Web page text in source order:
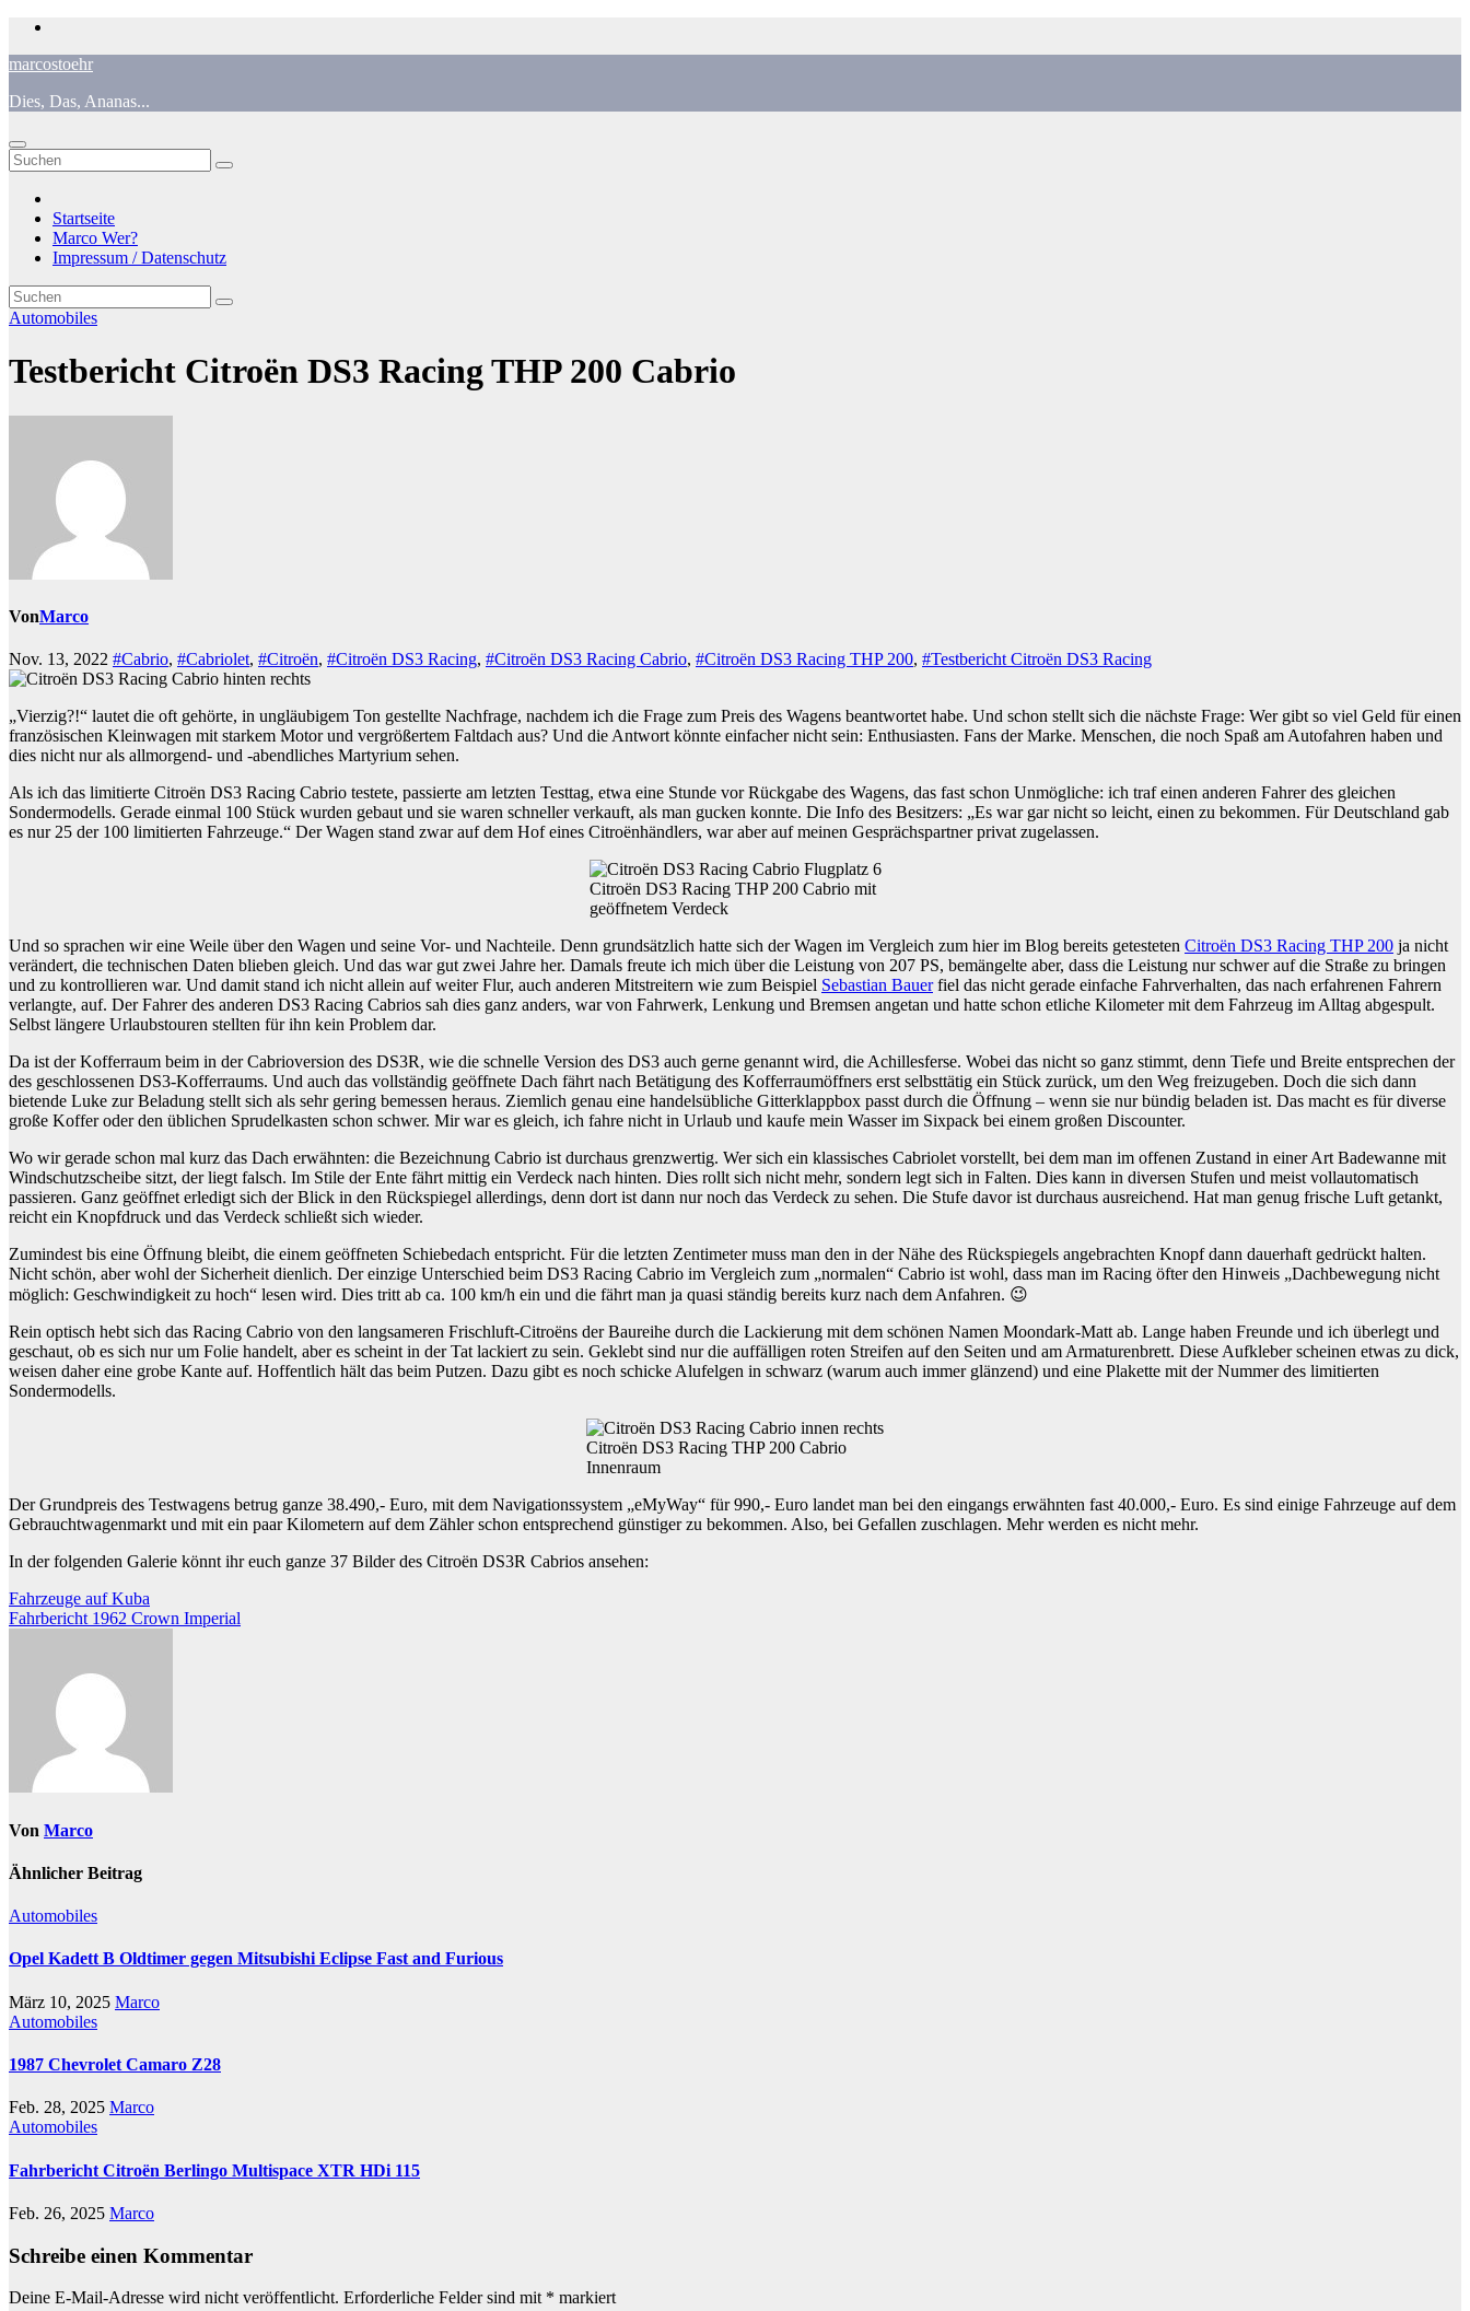
Zum
springen
marcostoehr
Dies, Das, Ananas...
Startseite
Marco Wer?
Impressum / Datenschutz
Automobiles
Testbericht Citroën DS3 Racing THP 200 Cabrio
VonMarco
Nov. 13, 2022 #Cabrio, #Cabriolet, #Citroën, #Citroën DS3 Racing, #Citroën DS3 Racing Cabrio, #Citroën DS3 Racing THP 200, #Testbericht Citroën DS3 Racing
„Vierzig?!“ lautet die oft gehörte, in ungläubigem Ton gestellte Nachfrage, nachdem ich die Frage zum Preis des Wagens beantwortet habe. Und schon stellt sich die nächste Frage: Wer gibt so viel Geld für einen
französischen Kleinwagen mit starkem Motor und vergrößertem Faltdach aus? Und die Antwort könnte einfacher nicht sein: Enthusiasten. Fans der Marke. Menschen, die noch Spaß am Autofahren haben und
dies nicht nur als allmorgend- und -abendliches Martyrium sehen.
Als ich das limitierte Citroën DS3 Racing Cabrio testete, passierte am letzten Testtag, etwa eine Stunde vor Rückgabe des Wagens, das fast schon Unmögliche: ich traf einen anderen Fahrer des gleichen
Sondermodells. Gerade einmal 100 Stück wurden gebaut und sie waren schneller verkauft, als man gucken konnte. Die Info des Besitzers: „Es war gar nicht so leicht, einen zu bekommen. Für Deutschland gab
es nur 25 der 100 limitierten Fahrzeuge.“ Der Wagen stand zwar auf dem Hof eines Citroënhändlers, war aber auf meinen Gesprächspartner privat zugelassen.
Citroën DS3 Racing THP 200 Cabrio mit
geöffnetem Verdeck
Und so sprachen wir eine Weile über den Wagen und seine Vor- und Nachteile. Denn grundsätzlich hatte sich der Wagen im Vergleich zum hier im Blog bereits getesteten Citroën DS3 Racing THP 200 ja nicht
verändert, die technischen Daten blieben gleich. Und das war gut zwei Jahre her. Damals freute ich mich über die Leistung von 207 PS, bemängelte aber, dass die Leistung nur schwer auf die Straße zu bringen
und zu kontrollieren war. Und damit stand ich nicht allein auf weiter Flur, auch anderen Mitstreitern wie zum Beispiel Sebastian Bauerfiel das nicht gerade einfache Fahrverhalten, das nach erfahrenen Fahrern
verlangte, auf. Der Fahrer des anderen DS3 Racing Cabrios sah dies ganz anders, war von Fahrwerk, Lenkung und Bremsen angetan und hatte schon etliche Kilometer mit dem Fahrzeug im Alltag abgespult.
Selbst längere Urlaubstouren stellten für ihn kein Problem dar.
Da ist der Kofferraum beim in der Cabrioversion des DS3R, wie die schnelle Version des DS3 auch gerne genannt wird, die Achillesferse. Wobei das nicht so ganz stimmt, denn Tiefe und Breite entsprechen der
des geschlossenen DS3-Kofferraums. Und auch das vollständig geöffnete Dach fährt nach Betätigung des Kofferraumöffners erst selbsttätig ein Stück zurück, um den Weg freizugeben. Doch die sich dann
bietende Luke zur Beladung stellt sich als sehr gering bemessen heraus. Ziemlich genau eine handelsübliche Gitterklappbox passt durch die Öffnung – wenn sie nur bündig beladen ist. Das macht es für diverse
große Koffer oder den üblichen Sprudelkasten schon schwer. Mir war es gleich, ich fahre nicht in Urlaub und kaufe mein Wasser im Sixpack bei einem großen Discounter.
Wo wir gerade schon mal kurz das Dach erwähnten: die Bezeichnung Cabrio ist durchaus grenzwertig. Wer sich ein klassisches Cabriolet vorstellt, bei dem man im offenen Zustand in einer Art Badewanne mit
Windschutzscheibe sitzt, der liegt falsch. Im Stile der Ente fährt mittig ein Verdeck nach hinten. Dies rollt sich nicht mehr, sondern legt sich in Falten. Dies kann in diversen Stufen und meist vollautomatisch
passieren. Ganz geöffnet erledigt sich der Blick in den Rückspiegel allerdings, denn dort ist dann nur noch das Verdeck zu sehen. Die Stufe davor ist durchaus ausreichend. Hat man genug frische Luft getankt,
reicht ein Knopfdruck und das Verdeck schließt sich wieder.
Zumindest bis eine Öffnung bleibt, die einem geöffneten Schiebedach entspricht. Für die letzten Zentimeter muss man den in der Nähe des Rückspiegels angebrachten Knopf dann dauerhaft gedrückt halten.
Nicht schön, aber wohl der Sicherheit dienlich. Der einzige Unterschied beim DS3 Racing Cabrio im Vergleich zum „normalen“ Cabrio ist wohl, dass man im Racing öfter den Hinweis „Dachbewegung nicht
möglich: Geschwindigkeit zu hoch“ lesen wird. Dies tritt ab ca. 100 km/h ein und die fährt man ja quasi ständig bereits kurz nach dem Anfahren. 😉
Rein optisch hebt sich das Racing Cabrio von den langsameren Frischluft-Citroëns der Baureihe durch die Lackierung mit dem schönen Namen Moondark-Matt ab. Lange haben Freunde und ich überlegt und
geschaut, ob es sich nur um Folie handelt, aber es scheint in der Tat lackiert zu sein. Geklebt sind nur die auffälligen roten Streifen auf den Seiten und am Armaturenbrett. Diese Aufkleber scheinen etwas zu dick,
weisen daher eine grobe Kante auf. Hoffentlich hält das beim Putzen. Dazu gibt es noch schicke Alufelgen in schwarz (warum auch immer glänzend) und eine Plakette mit der Nummer des limitierten
Sondermodells.
Citroën DS3 Racing THP 200 Cabrio
Innenraum
Der Grundpreis des Testwagens betrug ganze 38.490,- Euro, mit dem Navigationssystem „eMyWay“ für 990,- Euro landet man bei den eingangs erwähnten fast 40.000,- Euro. Es sind einige Fahrzeuge auf dem
Gebrauchtwagenmarkt und mit ein paar Kilometern auf dem Zähler schon entsprechend günstiger zu bekommen. Also, bei Gefallen zuschlagen. Mehr werden es nicht mehr.
In der folgenden Galerie könnt ihr euch ganze 37 Bilder des Citroën DS3R Cabrios ansehen:
Beitragsnavigation
Fahrzeuge auf Kuba
Fahrbericht 1962 Crown Imperial
Von Marco
Ähnlicher Beitrag
Automobiles
Opel Kadett B Oldtimer gegen Mitsubishi Eclipse Fast and Furious
März 10, 2025 Marco
Automobiles
1987 Chevrolet Camaro Z28
Feb. 28, 2025 Marco
Automobiles
Fahrbericht Citroën Berlingo Multispace XTR HDi 115
Feb. 26, 2025 Marco
Schreibe einen Kommentar
Deine E-Mail-Adresse wird nicht veröffentlicht. Erforderliche Felder sind mit * markiert